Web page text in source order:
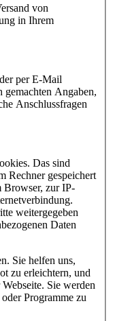
von
in Ihrem
per E-Mail
Angaben,
Anschlussfragen
Das sind
Rechner gespeichert
Browser, zur IP-
weitergegeben
Daten
Sie helfen uns,
zu erleichtern, und
Sie werden
Programme zu